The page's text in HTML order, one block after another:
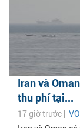
Iran và
thu phí tại...
17 giờ trước |